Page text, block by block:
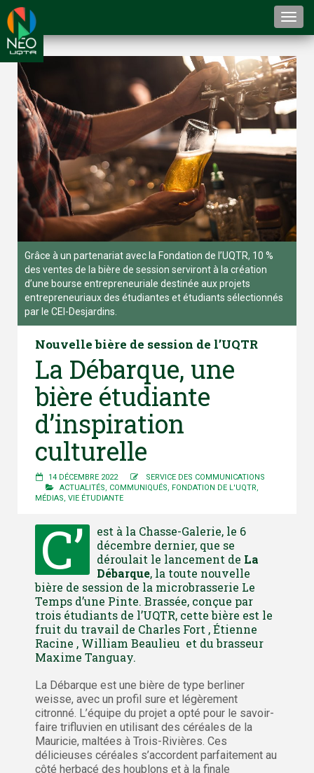
Grâce à un partenariat avec la Fondation de l’UQTR, 10 %
des ventes de la bière de session serviront à la création
d’une bourse entrepreneuriale destinée aux projets
entrepreneuriaux des étudiantes et étudiants sélectionnés
par le CEI-Desjardins.
Nouvelle bière de session de l’UQTR
La Débarque, une
bière étudiante
d’inspiration
culturelle
14 DÉCEMBRE 2022
SERVICE DES COMMUNICATIONS
ACTUALITÉS, COMMUNIQUÉS, FONDATION DE L'UQTR,
MÉDIAS, VIE ÉTUDIANTE
C’
est à la Chasse-Galerie, le 6
décembre dernier, que se
déroulait le lancement de La
Débarque, la toute nouvelle
bière de session de la microbrasserie Le
Temps d’une Pinte. Brassée, conçue par
trois étudiants de l’UQTR, cette bière est le
fruit du travail de Charles Fort , Étienne
Racine , William Beaulieu et du brasseur
Maxime Tanguay.
La Débarque est une bière de type berliner
weisse, avec un profil sure et légèrement
citronné. L’équipe du projet a opté pour le savoir-
faire trifluvien en utilisant des céréales de la
Mauricie, maltées à Trois-Rivières. Ces
délicieuses céréales s’accordent parfaitement au
côté herbacé des houblons et à la finale